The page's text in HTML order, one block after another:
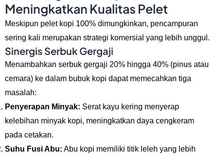
Meningkatkan Kualitas Pelet
Meskipun pelet kopi 100% dimungkinkan, pencampuran
sering kali merupakan strategi komersial yang lebih unggul.
Sinergis Serbuk Gergaji
Menambahkan serbuk gergaji 20% hingga 40% (pinus atau
cemara) ke dalam bubuk kopi dapat memecahkan tiga
masalah:
Penyerapan Minyak: Serat kayu kering menyerap
kelebihan minyak kopi, meningkatkan daya cengkeram
pada cetakan.
Suhu Fusi Abu: Abu kopi memiliki titik leleh yang lebih